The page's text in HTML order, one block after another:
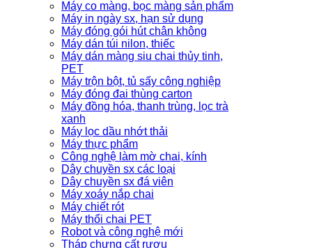
Máy co màng, bọc màng sản phẩm
Máy in ngày sx, hạn sử dụng
Máy đóng gói hút chân không
Máy dán túi nilon, thiếc
Máy dán màng siu chai thủy tinh,
PET
Máy trộn bột, tủ sấy công nghiệp
Máy đóng đai thùng carton
Máy đồng hóa, thanh trùng, lọc trà
xanh
Máy lọc dầu nhớt thải
Máy thực phẩm
Công nghệ làm mờ chai, kính
Dây chuyền sx các loại
Dây chuyền sx đá viên
Máy xoáy nắp chai
Máy chiết rót
Máy thổi chai PET
Robot và công nghệ mới
Tháp chưng cất rượu